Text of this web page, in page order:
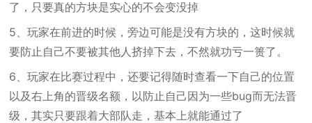
了，只要真的方块是实心的不会变没掉
5、玩家在前进的时候，旁边可能是没有方块的，这时候就
要防止自己不要被其他人挤掉下去，不然就功亏一篑了。
6、玩家在比赛过程中，还要记得随时查看一下自己的位置
以及右上角的晋级名额，以防止自己因为一些bug而无法晋
级，其实只要跟着大部队走，基本上就能通过了